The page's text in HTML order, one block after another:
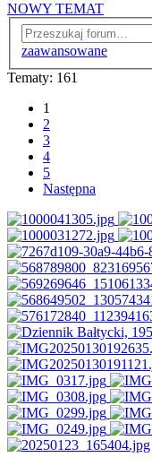
NOWY TEMAT
zaawansowane
Tematy: 161
1
2
3
4
5
Następna